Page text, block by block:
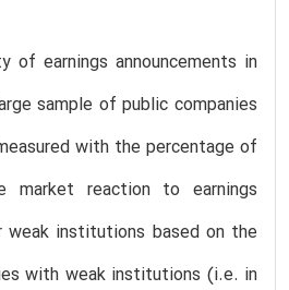
of earnings announcements in
sample of public companies
with the percentage of
reaction to earnings
institutions based on the
with weak institutions (i.e. in